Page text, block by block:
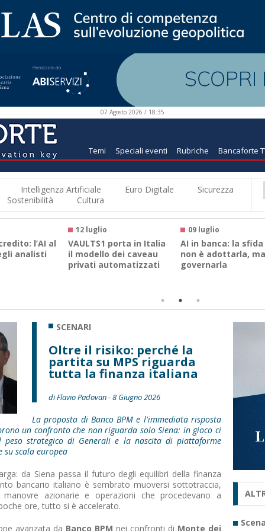
07 Agosto 2026 / 18:35
Temi Speciali eventi Rubriche Bancaforte
Intelligenza Artificiale Euro Digitale
Sicurezza
Sostenibilità Cultura
l’AI al
analisti
12 luglio
VAULTS1 porta in Italia
il modello dei caveau
privati automatizzati
09 luglio
AI in banca: la sfida
non è adottarla, ma
governarla
SCENARI
Oltre il risiko: perché la
partita su MPS riguarda
tutta la finanza italiana
di Flavio Padovan - 8 Giugno 2026
La proposta di Banco BPM e l'immediata risposta
un confronto che non riguarda solo Siena: in gioco ci
strategico di Generali e la nascita di piattaforme
scala europea
da Siena passa il futuro degli equilibri della finanza
bancario italiano è sembrato muoversi sottotraccia,
azionarie e operazioni che procedevano a
ore, tutto si è accelerato.
avanzata da Banco BPM nei confronti di Monte dei